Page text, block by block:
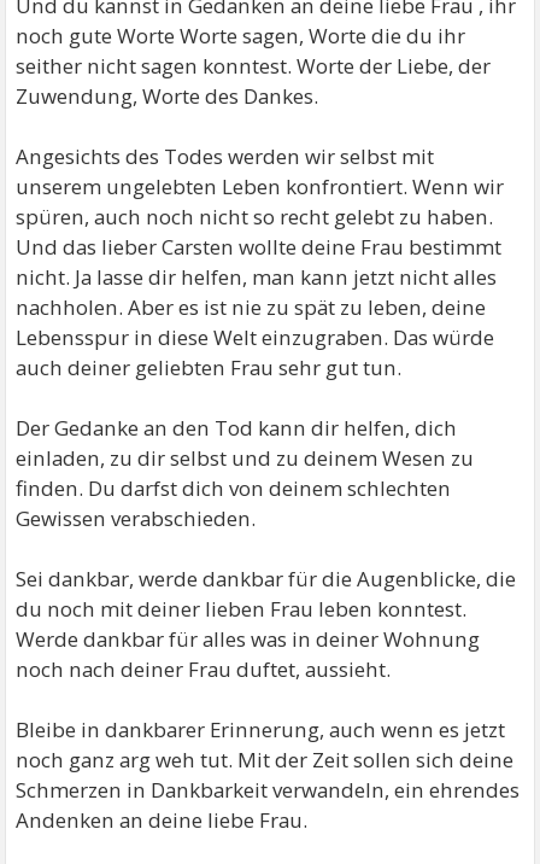
noch gute Worte Worte sagen, Worte die du ihr
seither nicht sagen konntest. Worte der Liebe, der
Zuwendung, Worte des Dankes.
Angesichts des Todes werden wir selbst mit
unserem ungelebten Leben konfrontiert. Wenn wir
spüren, auch noch nicht so recht gelebt zu haben.
Und das lieber Carsten wollte deine Frau bestimmt
nicht. Ja lasse dir helfen, man kann jetzt nicht alles
nachholen. Aber es ist nie zu spät zu leben, deine
Lebensspur in diese Welt einzugraben. Das würde
auch deiner geliebten Frau sehr gut tun.
Der Gedanke an den Tod kann dir helfen, dich
einladen, zu dir selbst und zu deinem Wesen zu
finden. Du darfst dich von deinem schlechten
Gewissen verabschieden.
Sei dankbar, werde dankbar für die Augenblicke, die
du noch mit deiner lieben Frau leben konntest.
Werde dankbar für alles was in deiner Wohnung
noch nach deiner Frau duftet, aussieht.
Bleibe in dankbarer Erinnerung, auch wenn es jetzt
noch ganz arg weh tut. Mit der Zeit sollen sich deine
Schmerzen in Dankbarkeit verwandeln, ein ehrendes
Andenken an deine liebe Frau.